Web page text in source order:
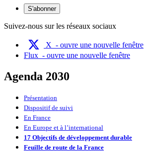
S'abonner
Suivez-nous sur les réseaux sociaux
X - ouvre une nouvelle fenêtre
Flux - ouvre une nouvelle fenêtre
Agenda 2030
Présentation
Dispositif de suivi
En France
En Europe et à l’international
17 Objectifs de développement durable
Feuille de route de la France